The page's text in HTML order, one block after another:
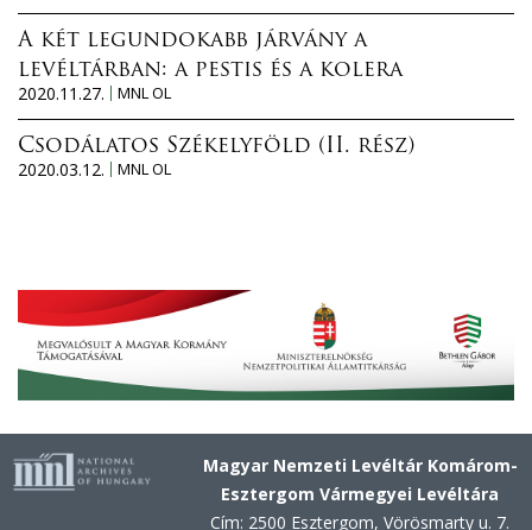
A két legundokabb járvány a
levéltárban: a pestis és a kolera
2020.11.27.
MNL OL
Csodálatos Székelyföld (II. rész)
2020.03.12.
MNL OL
Magyar Nemzeti Levéltár Komárom-
Esztergom Vármegyei Levéltára
Cím: 2500 Esztergom, Vörösmarty u. 7.